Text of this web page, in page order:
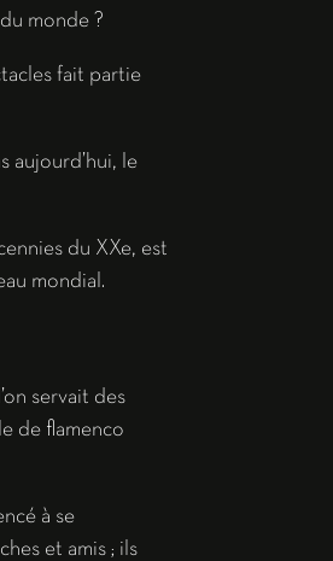
monde ?
fait partie
aujourd’hui, le
du XXe, est
mondial.
servait des
de flamenco
à se
et amis ; ils